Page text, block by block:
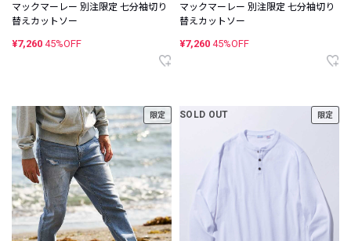
マックマーレー 別注限定 七分袖切り
替えカットソー
¥7,260 45%OFF
マックマーレー 別注限定 七分袖切り
替えカットソー
¥7,260 45%OFF
限定 SOLD OUT 限定